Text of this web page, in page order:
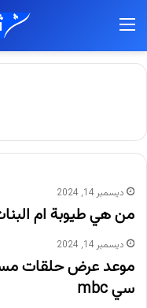
ديسمبر 14, 2024
من هي طيوبة ام
ديسمبر 14, 2024
موعد عرض حلقات
سي mbc